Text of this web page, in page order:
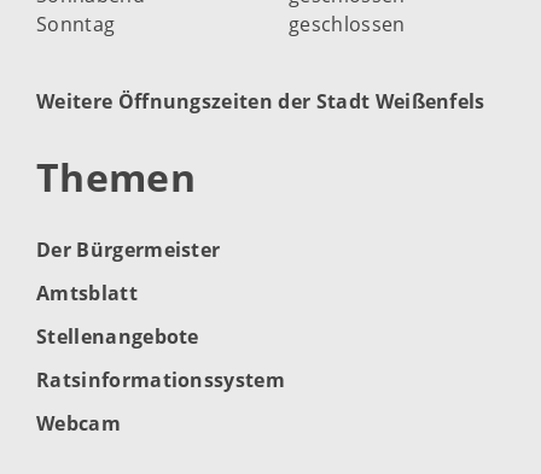
Sonntag
geschlossen
Weitere Öffnungszeiten der Stadt Weißenfels
Themen
Der Bürgermeister
Amtsblatt
Stellenangebote
Ratsinformationssystem
Webcam